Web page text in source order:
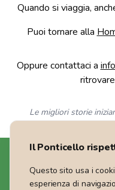
Quando si viaggia,
Puoi tornare alla
Oppure contattaci a
Le migliori storie
Il Ponticello
Questo sito usa i
esperienza di